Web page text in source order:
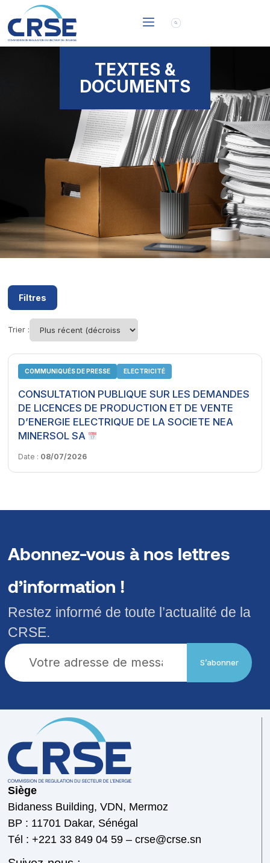
TEXTES &
DOCUMENTS
Filtres
Trier :
COMMUNIQUÉS DE PRESSE ELECTRICITÉ
CONSULTATION PUBLIQUE SUR LES DEMANDES
DE LICENCES DE PRODUCTION ET DE VENTE
D’ENERGIE ELECTRIQUE DE LA SOCIETE NEA
MINERSOL SA
Date : 08/07/2026
Abonnez-vous à nos lettres
d’information !
Restez informé de toute l’actualité de la
CRSE.
S’abonner
Siège
Bidaness Building, VDN, Mermoz
BP : 11701 Dakar, Sénégal
Tél : +221 33 849 04 59 – crse@crse.sn